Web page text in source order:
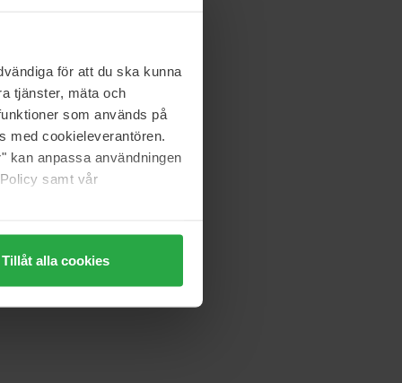
för att du ska kunna
tjänster, mäta och
som används på
med cookieleverantören.
kan anpassa användningen
samt vår
Tillåt alla cookies